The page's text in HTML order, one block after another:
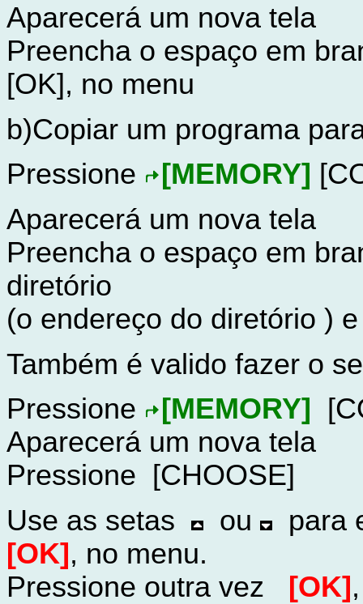
Aparecerá um nova tela
Preencha o espaço em
[OK], no menu
b)Copiar um programa
Pressione
[MEMORY]
Aparecerá um nova tela
Preencha o espaço em
diretório
(o endereço do diretório )
Também é valido fazer o
Pressione
[MEMORY]
Aparecerá um nova tela
Pressione
[CHOOSE]
Use as setas
ou
para
[OK], no menu.
Pressione outra vez [OK]